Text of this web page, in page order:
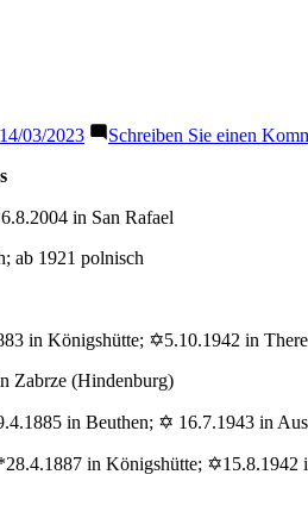
14/03/2023
Schreiben Sie einen
in San Rafael
ab 1921 polnisch
in Königshütte; ✡5.10.1942 in
Zabrze (Hindenburg)
in Beuthen; ✡ 16.7.1943 in
in Königshütte; ✡15.8.1942